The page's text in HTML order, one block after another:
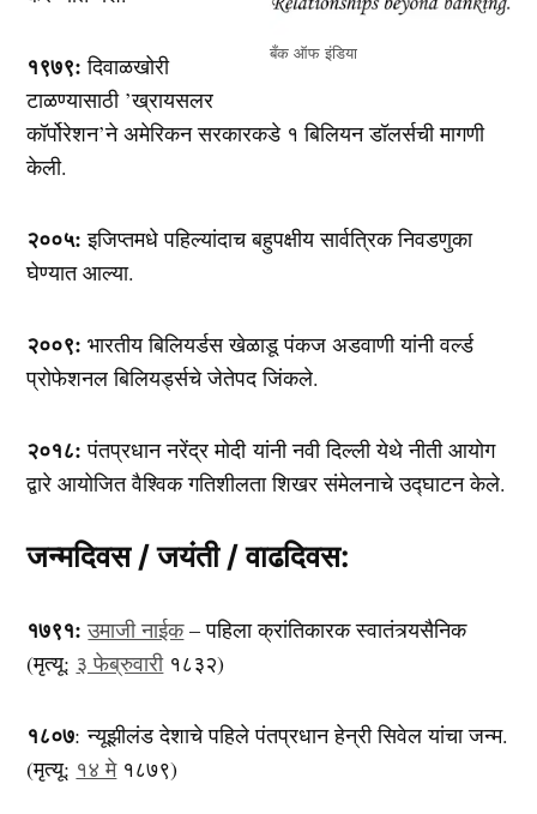
बँक ऑफ इंडिया
१९७९: दिवाळखोरी
टाळण्यासाठी ’ख्रायसलर
कॉर्पोरेशन’ने अमेरिकन सरकारकडे १ बिलियन डॉलर्सची मागणी
केली.
२००५: इजिप्तमधे पहिल्यांदाच बहुपक्षीय सार्वत्रिक निवडणुका
घेण्यात आल्या.
२००९: भारतीय बिलियर्डस खेळाडू पंकज अडवाणी यांनी वर्ल्ड
प्रोफेशनल बिलियर्ड्सचे जेतेपद जिंकले.
२०१८: पंतप्रधान नरेंद्र मोदी यांनी नवी दिल्ली येथे नीती आयोग
द्वारे आयोजित वैश्विक गतिशीलता शिखर संमेलनाचे उद्घाटन केले.
जन्मदिवस / जयंती / वाढदिवस:
१७९१: उमाजी नाईक– पहिला क्रांतिकारक स्वातंत्र्यसैनिक
(मृत्यू: ३ फेब्रुवारी१८३२)
१८०७: न्यूझीलंड देशाचे पहिले पंतप्रधान हेन्री सिवेल यांचा जन्म.
(मृत्यू: १४ मे१८७९)